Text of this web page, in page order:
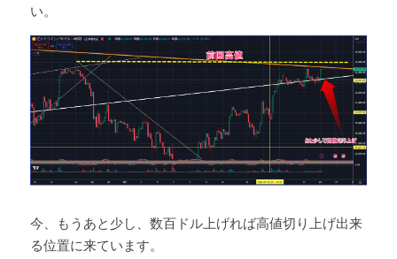
い。
今、もうあと少し、数百ドル上げれば高値切り上げ出来
る位置に来ています。